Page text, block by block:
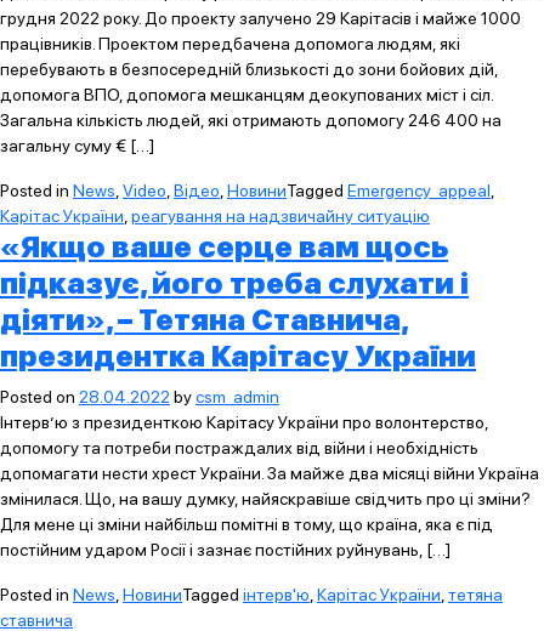
грудня 2022 року. До проекту залучено 29 Карітасів і майже 1000
працівників. Проектом передбачена допомога людям, які
перебувають в безпосередній близькості до зони бойових дій,
допомога ВПО, допомога мешканцям деокупованих міст і сіл.
Загальна кількість людей, які отримають допомогу 246 400 на
загальну суму € […]
Posted in News Video Відео НовиниTagged Emergency_appeal
Карітас України реагування на надзвичайну ситуацію
«Якщо ваше серце вам щось
підказує, його треба слухати і
діяти», – Тетяна Ставнича,
президентка Карітасу України
Posted on 28.04.2022 bycsm_admin
Інтерв’ю з президенткою Карітасу України про волонтерство,
допомогу та потреби постраждалих від війни і необхідність
допомагати нести хрест України. За майже два місяці війни Україна
змінилася. Що, на вашу думку, найяскравіше свідчить про ці зміни?
Для мене ці зміни найбільш помітні в тому, що країна, яка є під
постійним ударом Росії і зазнає постійних руйнувань, […]
Posted in News НовиниTagged інтерв'ю Карітас України тетяна
ставнича